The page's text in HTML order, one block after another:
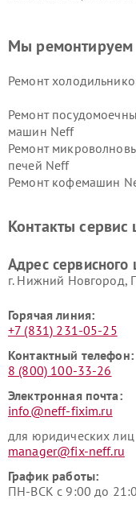
Мы ремонтируем
Ремонт
Ремонт
машин Neff
Ремонт
печей Neff
Ремонт кофемашин
Контакты сервис
Адрес сервисного
г. Нижний Новгород,
Горячая линия:
+7 (831) 231-05-25
Контактный телефон:
8 (800) 100-33-26
Электронная почта:
info@neff-fixim.ru
для юридических лиц
manager@fix-neff.ru
График работы:
ПН-ВСК с 9:00 до